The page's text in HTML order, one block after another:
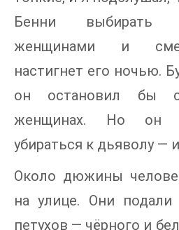
Бенни выбирать
женщинами и
настигнет его ночью.
он остановил бы
женщинах. Но он
убираться к дьяволу —
Около дюжины
на улице. Они
петухов — чёрного и